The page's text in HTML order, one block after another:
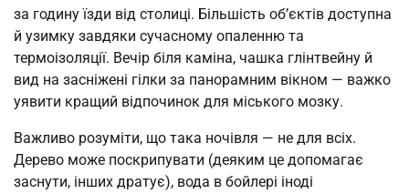
за годину їзди від столиці. Більшість об’єктів доступна
й узимку завдяки сучасному опаленню та
термоізоляції. Вечір біля каміна, чашка глінтвейну й
вид на засніжені гілки за панорамним вікном — важко
уявити кращий відпочинок для міського мозку.
Важливо розуміти, що така ночівля — не для всіх.
Дерево може поскрипувати (деяким це допомагає
заснути, інших дратує), вода в бойлері іноді